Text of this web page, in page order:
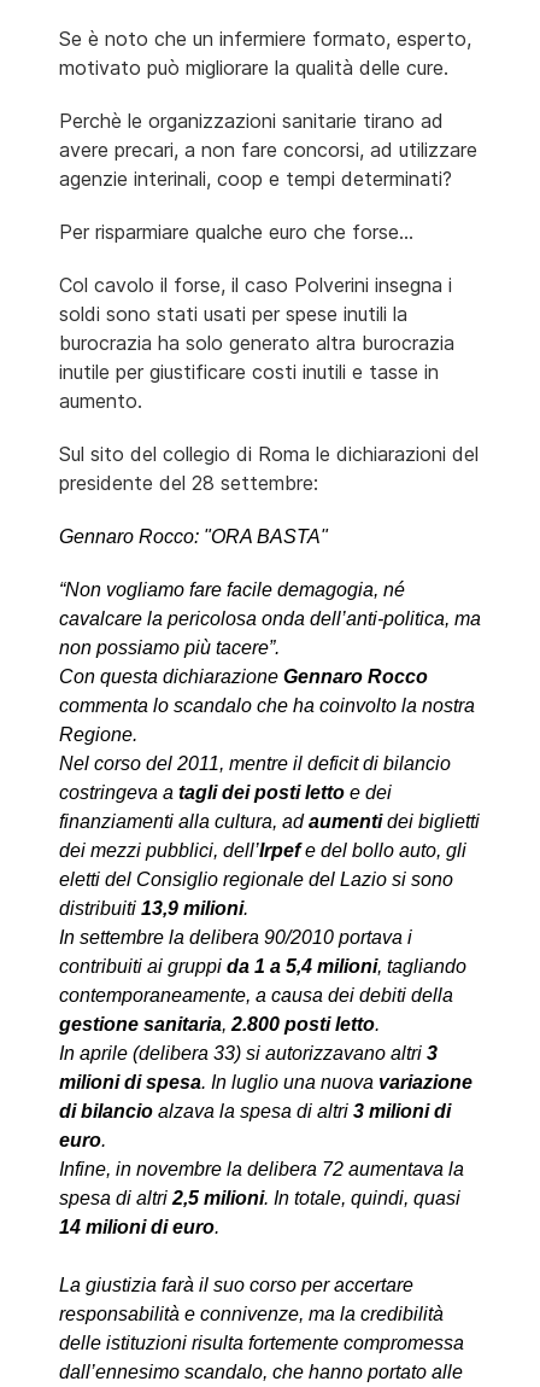
Se è noto che un infermiere formato, esperto,
motivato può migliorare la qualità delle cure.
Perchè le organizzazioni sanitarie tirano ad
avere precari, a non fare concorsi, ad utilizzare
agenzie interinali, coop e tempi determinati?
Per risparmiare qualche euro che forse...
Col cavolo il forse, il caso Polverini insegna i
soldi sono stati usati per spese inutili la
burocrazia ha solo generato altra burocrazia
inutile per giustificare costi inutili e tasse in
aumento.
Sul sito del collegio di Roma le dichiarazioni del
presidente del 28 settembre:
Gennaro Rocco: "ORA BASTA"
“Non vogliamo fare facile demagogia, né
cavalcare la pericolosa onda dell’anti-politica, ma
non possiamo più tacere”.
Con questa dichiarazione Gennaro Rocco
commenta lo scandalo che ha coinvolto la nostra
Regione.
Nel corso del 2011, mentre il deficit di bilancio
costringeva a tagli dei posti letto e dei
finanziamenti alla cultura, adaumentidei biglietti
dei mezzi pubblici, dell’Irpefe del bollo auto, gli
eletti del Consiglio regionale del Lazio si sono
distribuiti 13,9 milioni.
In settembre la delibera 90/2010 portava i
contribuiti ai gruppi da 1 a 5,4 milioni, tagliando
contemporaneamente, a causa dei debiti della
gestione sanitaria, 2.800 posti letto.
In aprile (delibera 33) si autorizzavano altri 3
milioni di spesa. In luglio una nuova variazione
di bilancio alzava la spesa di altri 3 milioni di
euro.
Infine, in novembre la delibera 72 aumentava la
spesa di altri 2,5 milioni. In totale, quindi, quasi
14 milioni di euro.
La giustizia farà il suo corso per accertare
responsabilità e connivenze, ma la credibilità
delle istituzioni risulta fortemente compromessa
dall’ennesimo scandalo, che hanno portato alle